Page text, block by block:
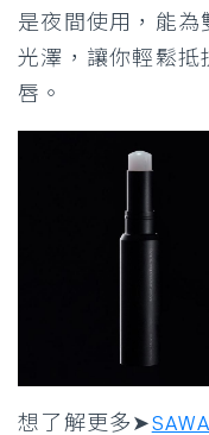
是夜間使用，能為
光澤，讓你輕鬆抵
唇。
想了解更多➤